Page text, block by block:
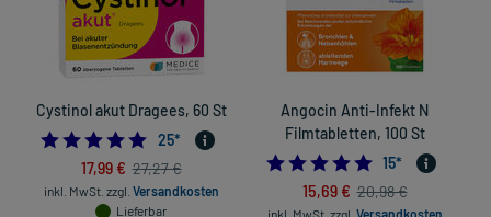
Cystinol akut Dragees, 60 St
5.0
25*
17,99 € 27,27 €
inkl. MwSt. zzgl. Versandkosten
Lieferbar
Angocin Anti-Infekt N
Filmtabletten, 100 St
5.0
15*
15,69 € 20,98 €